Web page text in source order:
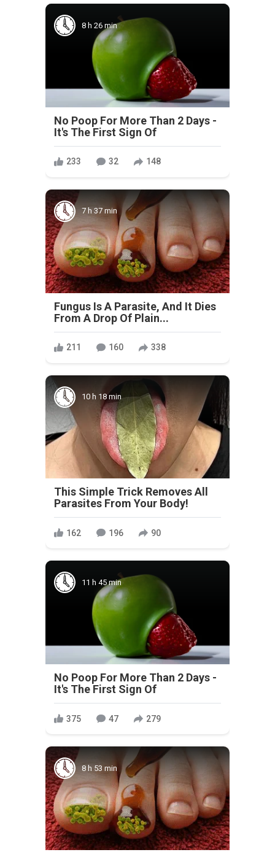
8 h 26 min
No Poop For More Than 2 Days -
It's The First Sign Of
233 32 148
7 h 37 min
Fungus Is A Parasite, And It Dies
From A Drop Of Plain...
211 160 338
10 h 18 min
This Simple Trick Removes All
Parasites From Your Body!
162 196 90
11 h 45 min
No Poop For More Than 2 Days -
It's The First Sign Of
375 47 279
8 h 53 min